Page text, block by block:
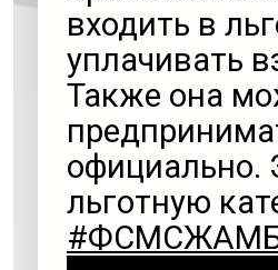
входить в
уплачивать
Также она
официально.
льготную